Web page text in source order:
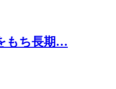
もち長期…